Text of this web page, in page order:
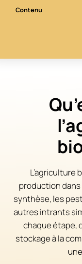
Contenu
L’agriculture
production
synthèse, les
autres intrants
chaque étape,
stockage à la